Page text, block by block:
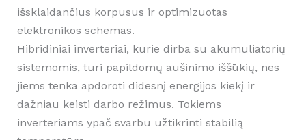
išsklaidančius korpusus ir optimizuotas
elektronikos schemas.
Hibridiniai inverteriai, kurie dirba su akumuliatorių
sistemomis, turi papildomų aušinimo iššūkių, nes
jiems tenka apdoroti didesnį energijos kiekį ir
dažniau keisti darbo režimus. Tokiems
inverteriams ypač svarbu užtikrinti stabilią